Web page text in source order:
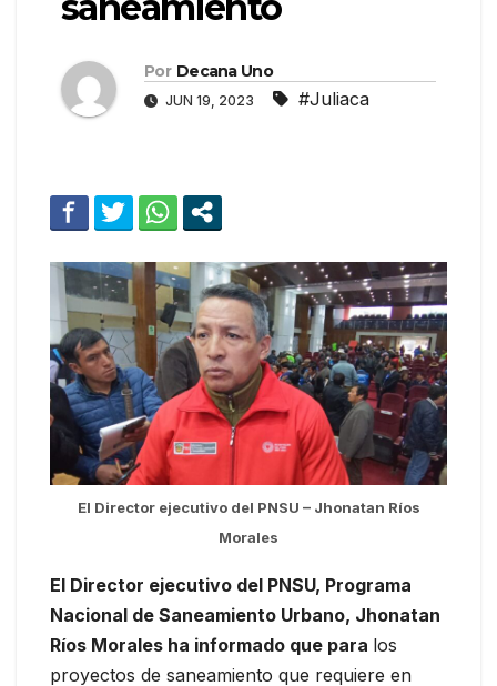
Por Decana Uno
JUN 19, 2023 #Juliaca
El Director ejecutivo del PNSU – Jhonatan Ríos
Morales
El Director ejecutivo del PNSU, Programa
Nacional de Saneamiento Urbano, Jhonatan
Ríos Morales ha informado que para los
proyectos de saneamiento que requiere en